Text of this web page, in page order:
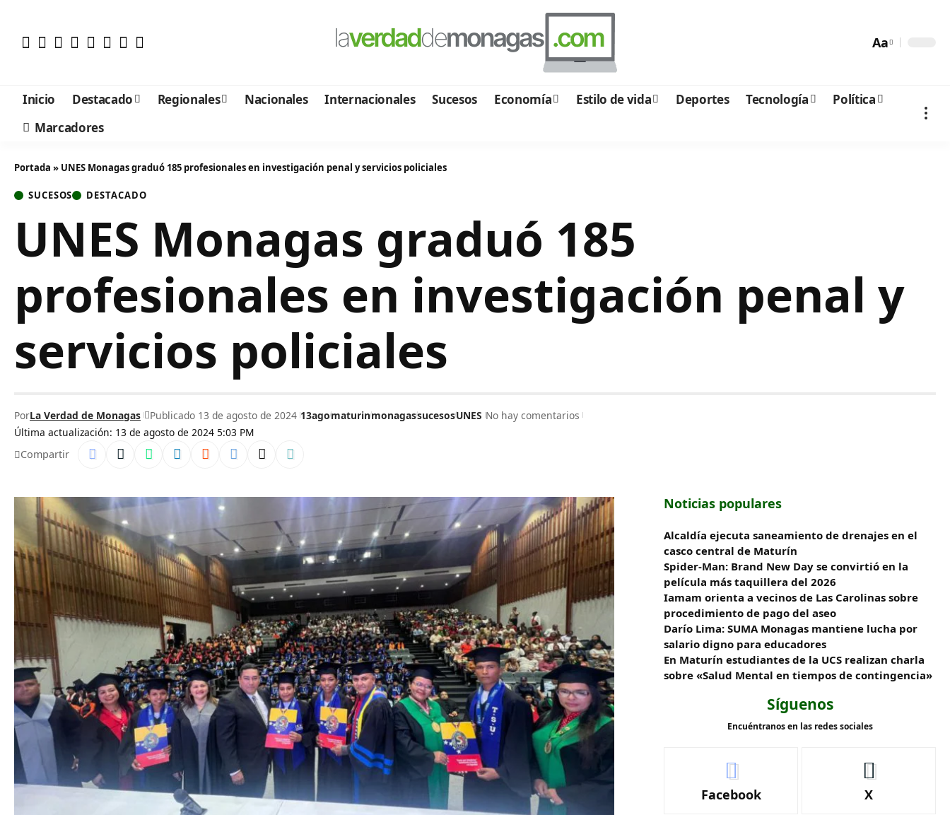
Aa
Inicio Destacado Regionales Nacionales Internacionales Sucesos Economía Estilo de vida Deportes Tecnología
Política
Marcadores
Portada » UNES Monagas graduó 185 profesionales en investigación penal y servicios policiales
SUCESOS DESTACADO
UNES Monagas graduó 185
profesionales en investigación penal y
servicios policiales
Última actualización: 13 de agosto de 2024 5:03 PM
PorLa Verdad de Monagas Publicado 13 de agosto de 2024 13agomaturinmonagassucesosUNES No hay comentarios
Compartir
Noticias populares
Alcaldía ejecuta saneamiento de drenajes en el
casco central de Maturín
Spider-Man: Brand New Day se convirtió en la
película más taquillera del 2026
Iamam orienta a vecinos de Las Carolinas sobre
procedimiento de pago del aseo
Darío Lima: SUMA Monagas mantiene lucha por
salario digno para educadores
En Maturín estudiantes de la UCS realizan charla
sobre «Salud Mental en tiempos de contingencia»
Síguenos
Encuéntranos en las redes sociales
Facebook X